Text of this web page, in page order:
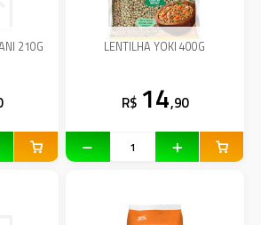
210G LENTILHA YOKI 400G
R$ 14,90